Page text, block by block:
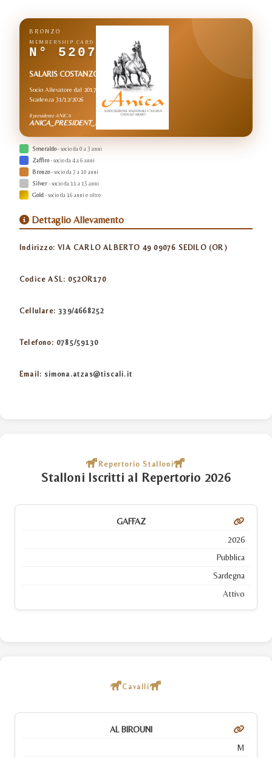
BRONZO
MEMBERSHIP CARD
N° 5207
SALARIS COSTANZO
Socio Allevatore dal 2017
Scadenza 31/12/2026
Il presidente ANICA
ANICA_PRESIDENT_NAME
Smeraldo- socio da 0 a 3 anni
Zaffiro- socio da 4 a 6 anni
Bronzo- socio da 7 a 10 anni
Silver- socio da 11 a 15 anni
Gold- socio da 16 anni e oltre
Dettaglio Allevamento
Indirizzo: VIA CARLO ALBERTO 49 09076 SEDILO (OR)
Codice ASL: 052OR170
Cellulare: 339/4668252
Telefono: 0785/59130
Email: simona.atzas@tiscali.it
Repertorio Stalloni
Stalloni Iscritti al Repertorio 2026
GAFFAZ
2026
Pubblica
Sardegna
Attivo
Cavalli
AL BIROUNI
M